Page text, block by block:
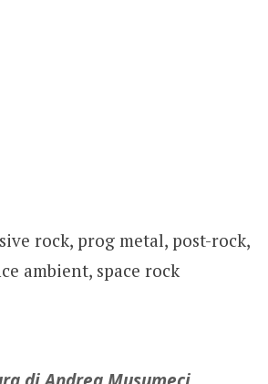
rock, prog metal, post-rock,
ambient, space rock